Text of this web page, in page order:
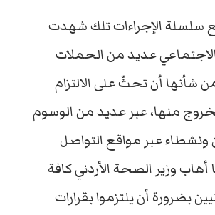
سلسلة الإجراءات تلك شهدت
عديد من الحملات
من شأنها أن تحثّ على الالتزام
منها، عبر عديد من الوسوم
عبر مواقع التواصل
أهاب وزير الصحة الأردني كافة
بضرورة أن يلتزموا بقرارات